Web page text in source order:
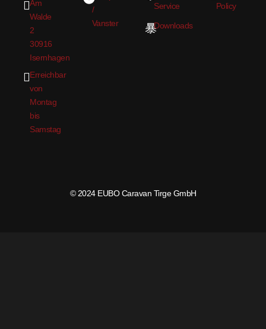
Am
Walde
2
30916
Isernhagen
Erreichbar
von
Montag
bis
Samstag
/
Vanster
Service
Downloads
Policy
© 2024 EUBO Caravan Tirge GmbH